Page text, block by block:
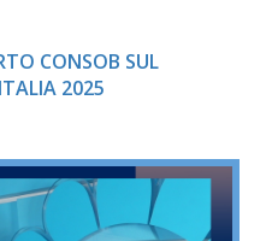
CONSOB SUL
2025